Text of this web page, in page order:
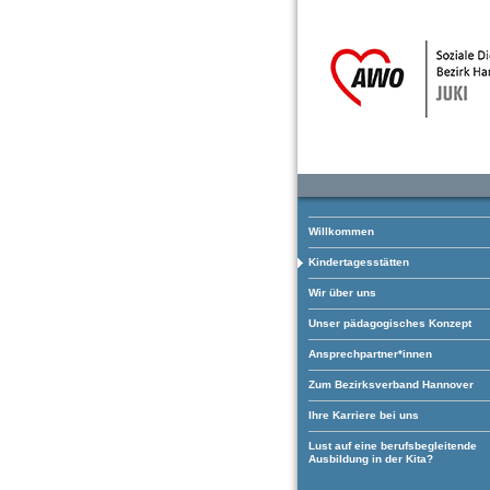
Willkommen
Kindertagesstätten
Wir über uns
Unser pädagogisches Konzept
Ansprechpartner*innen
Zum Bezirksverband Hannover
Ihre Karriere bei uns
Lust auf eine berufsbegleitende
Ausbildung in der Kita?